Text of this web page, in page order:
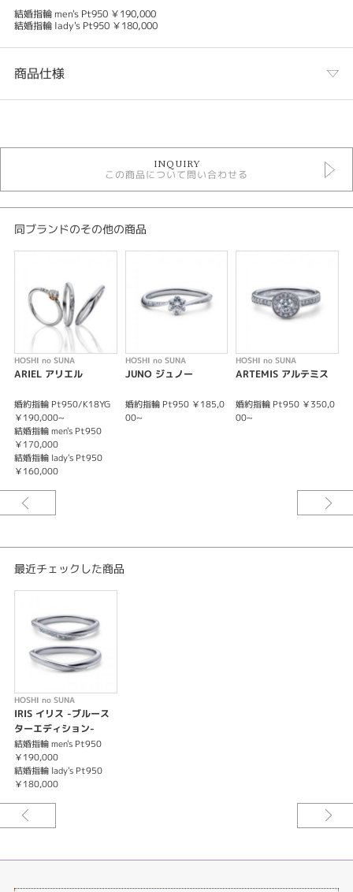
結婚指輪 men's Pt950 ￥190,000
結婚指輪 lady's Pt950 ￥180,000
商品仕様
結婚指輪
結婚指輪ブルーダイヤモンド
性別
デザインテイスト
結婚指輪 青色ダイヤモンド
紹介文
IRIS イリス（虹の女神）
～ 幸せへの虹の架け橋 ～
幸せの架け橋をイメージしたＶ字ラインは、指をほっそり見せてくれる効果
があります。ゆるやかなメレダイヤのラインは、婚約指輪と重ね着けをする
といっそう美しく、気品に満ちた印象を与えてくれる結婚指輪です。
※価格は税込みになります。
INQUIRY
この商品について問い合わせる
同ブランドのその他の商品
HOSHI no SUNA
ARIEL アリエル
婚約指輪 Pt950/K18YG
￥190,000~
結婚指輪 men's Pt950
￥170,000
結婚指輪 lady's Pt950
￥160,000
HOSHI no SUNA
JUNO ジュノー
婚約指輪 Pt950 ￥185,0
00~
HOSHI no SUNA
ARTEMIS アルテミス
婚約指輪 Pt950 ￥350,0
00~
最近チェックした商品
HOSHI no SUNA
IRIS イリス -ブルース
ターエディション-
結婚指輪 men's Pt950
￥190,000
結婚指輪 lady's Pt950
￥180,000